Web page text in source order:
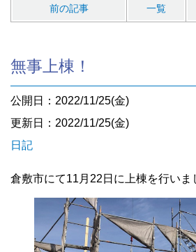
前の記事 一覧
無事上棟！
公開日：2022/11/25(金)
更新日：2022/11/25(金)
日記
倉敷市にて11月22日に上棟を行いま